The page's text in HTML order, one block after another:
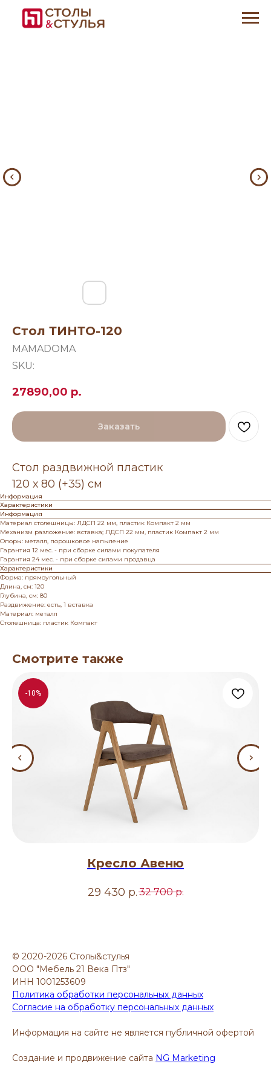
Стол ТИНТО-120
MAMADOMA
SKU:
27890,00 р.
Заказать
Стол раздвижной пластик
120 х 80 (+35) см
Информация
Характеристики
Информация
Материал столешницы: ЛДСП 22 мм, пластик Компакт 2 мм
Механизм разложение: вставка; ЛДСП 22 мм, пластик Компакт 2 мм
Опоры: металл, порошковое напыление
Гарантия 12 мес. - при сборке силами покупателя
Гарантия 24 мес. - при сборке силами продавца
Характеристики
Форма: прямоугольный
Длина, см: 120
Глубина, см: 80
Раздвижение: есть, 1 вставка
Материал: металл
Столешница: пластик Компакт
Смотрите также
-10%
Кресло Авеню
29 430 р.32 700 р.
© 2020-2026 Столы&стулья
ООО "Мебель 21 Века Птз"
ИНН 1001253609
Политика обработки персональных данных
Согласие на обработку персональных данных
Информация на сайте не является публичной офертой
Создание и продвижение сайта NG Marketing